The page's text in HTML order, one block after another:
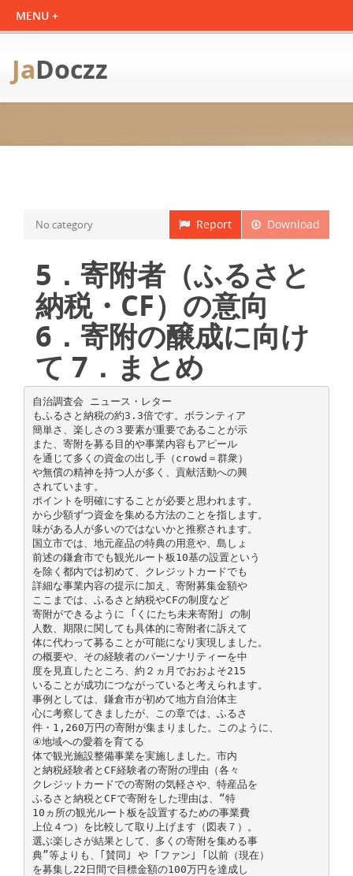
JaDoczz
Download
Report
No category
5．寄附者（ふるさと
納税・CF）の意向
6．寄附の醸成に向け
て 7．まとめ
自治調査会 ニュース・レター
もふるさと納税の約3.3倍です。ボランティア
簡単さ、楽しさの３要素が重要であることが示
また、寄附を募る目的や事業内容もアピール
を通じて多くの資金の出し手（crowd＝群衆）
や無償の精神を持つ人が多く、貢献活動への興
されています。
ポイントを明確にすることが必要と思われます。
から少額ずつ資金を集める方法のことを指します。
味がある人が多いのではないかと推察されます。
国立市では、地元産品の特典の用意や、島しょ
前述の鎌倉市でも観光ルート板10基の設置という
を除く都内では初めて、クレジットカードでも
詳細な事業内容の提示に加え、寄附募集金額や
ここまでは、ふるさと納税やCFの制度など
寄附ができるように ｢くにたち未来寄附｣ の制
人数、期限に関しても具体的に寄附者に訴えて
体に代わって募ることが可能になり実現しました。
の概要や、その経験者のパーソナリティーを中
度を見直したところ、約２ヵ月でおおよそ215
いることが成功につながっていると考えられます。
事例としては、鎌倉市が初めて地方自治体主
心に考察してきましたが、この章では、ふるさ
件・1,260万円の寄附が集まりました。このように、
④地域への愛着を育てる
体で観光施設整備事業を実施しました。市内
と納税経験者とCF経験者の寄附の理由（各々
クレジットカードでの寄附の気軽さや、特産品を
ふるさと納税とCFで寄附をした理由は、“特
10ヵ所の観光ルート板を設置するための事業費
上位４つ）を比較して取り上げます（図表７）。
選ぶ楽しさが結果として、多くの寄附を集める事
典”等よりも、｢賛同｣ や ｢ファン｣ ｢以前（現在）
を募集し22日間で目標金額の100万円を達成し